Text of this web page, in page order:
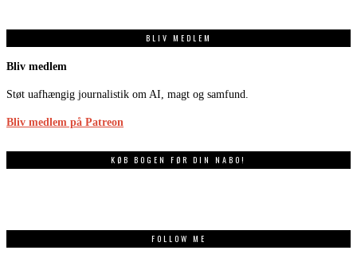
BLIV MEDLEM
Bliv medlem
Støt uafhængig journalistik om AI, magt og samfund.
Bliv medlem på Patreon
KØB BOGEN FØR DIN NABO!
FOLLOW ME